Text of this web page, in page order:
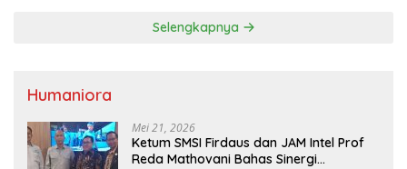
Selengkapnya
Humaniora
Mei 21, 2026
Ketum SMSI Firdaus dan JAM Intel Prof
Reda Mathovani Bahas Sinergi